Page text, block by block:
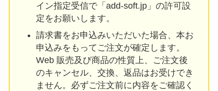
イン指定受信で「add-soft.jp」の許可設
定をお願いします。
請求書をお申込みいただいた場合、本お
申込みをもってご注文が確定します。
Web 販売及び商品の性質上、ご注文後
のキャンセル、交換、返品はお受けでき
ません。必ずご注文前に内容をご確認く